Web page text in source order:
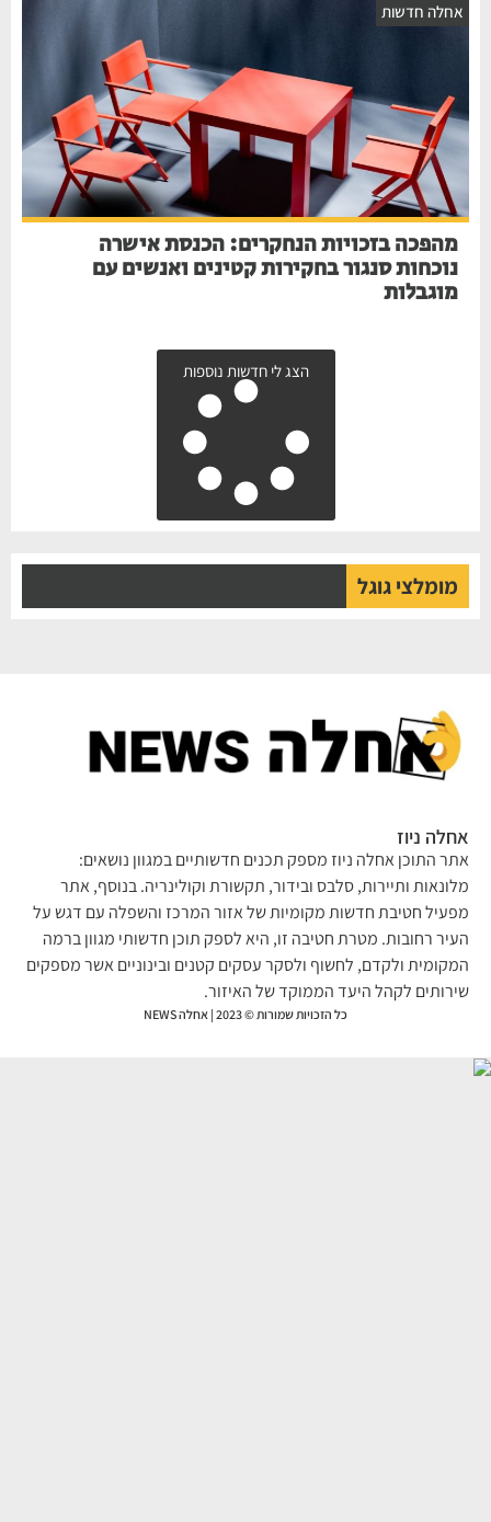
חדשות
מהפכה בזכויות הנחקרים: הכנסת אישרה
נוכחות סנגור בחקירות קטינים ואנשים עם
מוגבלות
הצג לי חדשות נוספות
מומלצי גוגל
ניוז
התוכן אחלה ניוז מספק תכנים חדשותיים במגוון נושאים:
ותיירות, סלבס ובידור, תקשורת וקולינריה. בנוסף, אתר
חטיבת חדשות מקומיות של אזור המרכז והשפלה עם דגש על
רחובות. מטרת חטיבה זו, היא לספק תוכן חדשותי מגוון ברמה
ולקדם, לחשוף ולסקר עסקים קטנים ובינוניים אשר מספקים
לקהל היעד הממוקד של האיזור.
כל הזכויות שמורות © 2023 | אחלה NEWS